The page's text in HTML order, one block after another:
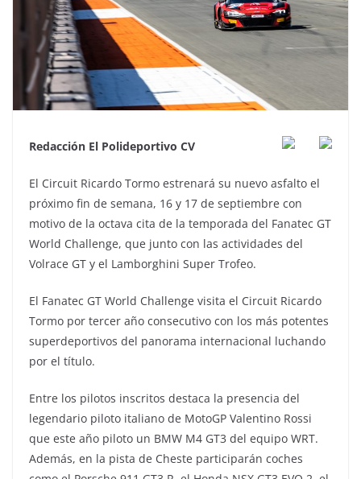
Redacción El Polideportivo CV
El Circuit Ricardo Tormo estrenará su nuevo asfalto el
próximo fin de semana, 16 y 17 de septiembre con
motivo de la octava cita de la temporada del Fanatec GT
World Challenge, que junto con las actividades del
Volrace GT y el Lamborghini Super Trofeo.
El Fanatec GT World Challenge visita el Circuit Ricardo
Tormo por tercer año consecutivo con los más potentes
superdeportivos del panorama internacional luchando
por el título.
Entre los pilotos inscritos destaca la presencia del
legendario piloto italiano de MotoGP Valentino Rossi
que este año piloto un BMW M4 GT3 del equipo WRT.
Además, en la pista de Cheste participarán coches